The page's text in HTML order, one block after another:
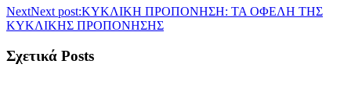
NextNext post:ΚΥΚΛΙΚΗ ΠΡΟΠΟΝΗΣΗ: ΤΑ ΟΦΕΛΗ ΤΗΣ
ΚΥΚΛΙΚΗΣ ΠΡΟΠΟΝΗΣΗΣ
Σχετικά Posts